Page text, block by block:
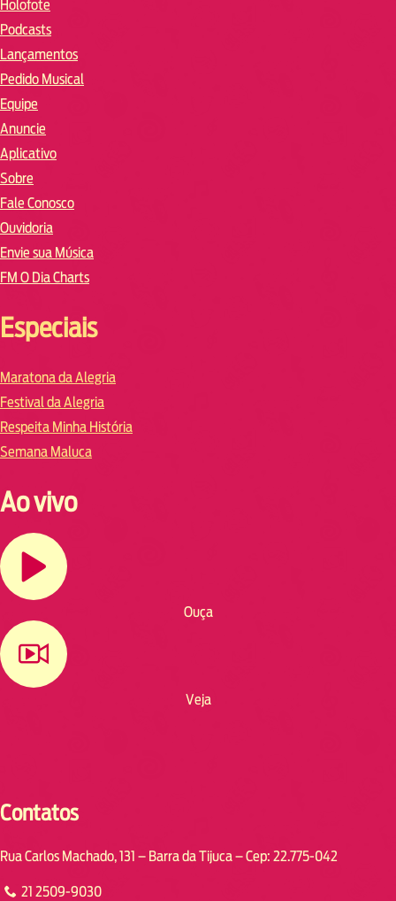
Holofote
Podcasts
Lançamentos
Pedido Musical
Equipe
Anuncie
Aplicativo
Sobre
Fale Conosco
Ouvidoria
Envie sua Música
FM O Dia Charts
Especiais
Maratona da Alegria
Festival da Alegria
Respeita Minha História
Semana Maluca
Ao vivo
Ouça
Veja
Contatos
Rua Carlos Machado, 131 – Barra da Tijuca – Cep: 22.775-042
21 2509-9030